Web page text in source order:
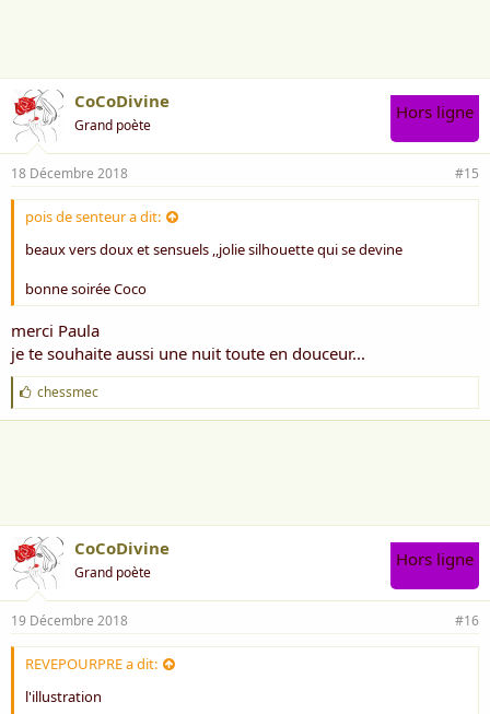
CoCoDivine
Grand poète
Hors ligne
18 Décembre 2018 #15
pois de senteur a dit:
beaux vers doux et sensuels ,,jolie silhouette qui se devine
bonne soirée Coco
merci Paula
je te souhaite aussi une nuit toute en douceur...
J
'
a
chessmec
CoCoDivine
Grand poète
Hors ligne
19 Décembre 2018 #16
REVEPOURPRE a dit:
l'illustration